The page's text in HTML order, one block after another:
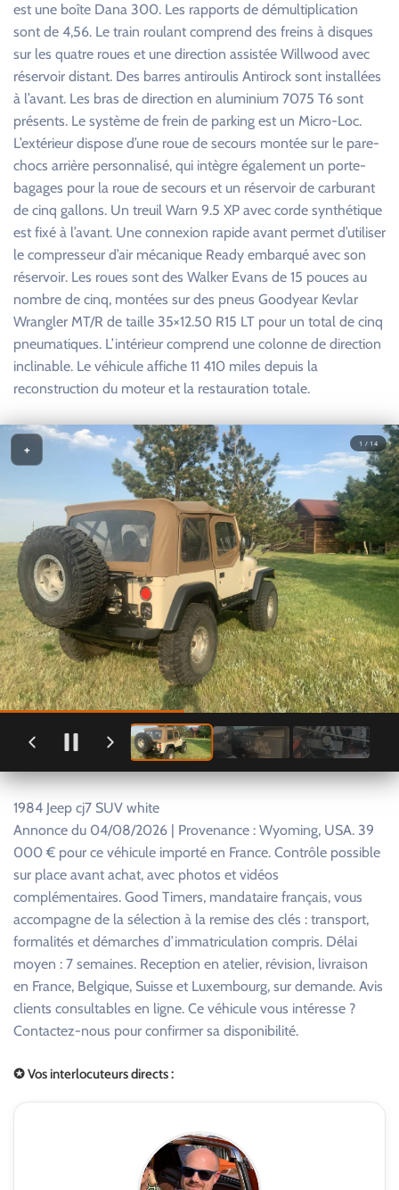
est une boîte Dana 300. Les rapports de démultiplication
sont de 4,56. Le train roulant comprend des freins à disques
sur les quatre roues et une direction assistée Willwood avec
réservoir distant. Des barres antiroulis Antirock sont installées
à l’avant. Les bras de direction en aluminium 7075 T6 sont
présents. Le système de frein de parking est un Micro-Loc.
L’extérieur dispose d’une roue de secours montée sur le pare-
chocs arrière personnalisé, qui intègre également un porte-
bagages pour la roue de secours et un réservoir de carburant
de cinq gallons. Un treuil Warn 9.5 XP avec corde synthétique
est fixé à l’avant. Une connexion rapide avant permet d’utiliser
le compresseur d’air mécanique Ready embarqué avec son
réservoir. Les roues sont des Walker Evans de 15 pouces au
nombre de cinq, montées sur des pneus Goodyear Kevlar
Wrangler MT/R de taille 35×12.50 R15 LT pour un total de cinq
pneumatiques. L’intérieur comprend une colonne de direction
inclinable. Le véhicule affiche 11 410 miles depuis la
reconstruction du moteur et la restauration totale.
1 / 14
+
1984 Jeep cj7 SUV white
Annonce du 04/08/2026 | Provenance : Wyoming, USA. 39
000 € pour ce véhicule importé en France. Contrôle possible
sur place avant achat, avec photos et vidéos
complémentaires. Good Timers, mandataire français, vous
accompagne de la sélection à la remise des clés : transport,
formalités et démarches d’immatriculation compris. Délai
moyen : 7 semaines. Reception en atelier, révision, livraison
en France, Belgique, Suisse et Luxembourg, sur demande. Avis
clients consultables en ligne. Ce véhicule vous intéresse ?
Contactez-nous pour confirmer sa disponibilité.
✪ Vos interlocuteurs directs :